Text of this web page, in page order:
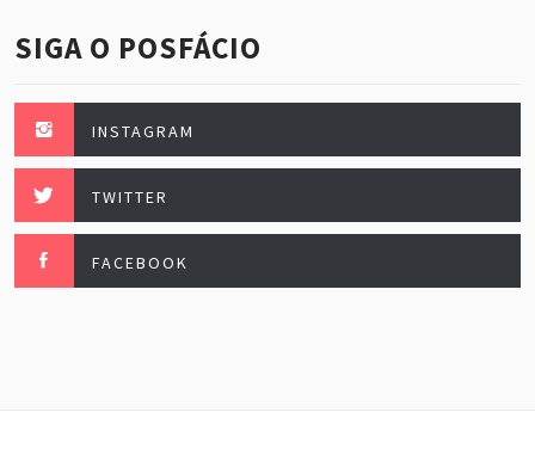
SIGA O POSFÁCIO
INSTAGRAM
TWITTER
FACEBOOK